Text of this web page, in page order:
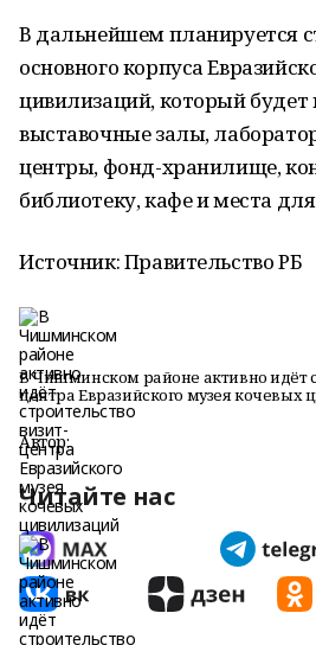
В дальнейшем планируется
основного корпуса
цивилизаций, который будет
выставочные залы,
центры, фонд-хранилище,
библиотеку, кафе и места
Источник: Правительство РБ
В Чишминском районе активно идёт
центра Евразийского музея кочевых
Автор:
Читайте нас